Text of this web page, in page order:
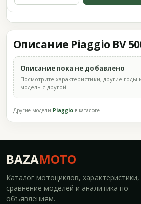
Описание Piaggio BV
Описание пока не добавлено
Посмотрите характеристики, другие годы
модель с другой.
Другие модели Piaggio в каталоге
BAZAMOTO
Каталог мотоциклов, характеристики,
сравнение моделей и аналитика по
объявлениям.